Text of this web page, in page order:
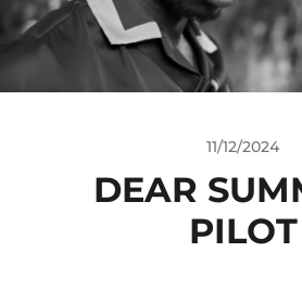
11/12/2024
DEAR
PILOT